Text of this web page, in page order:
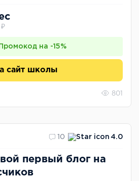
Промокод на -15%
сайт школы
801
10 4.0
первый блог на